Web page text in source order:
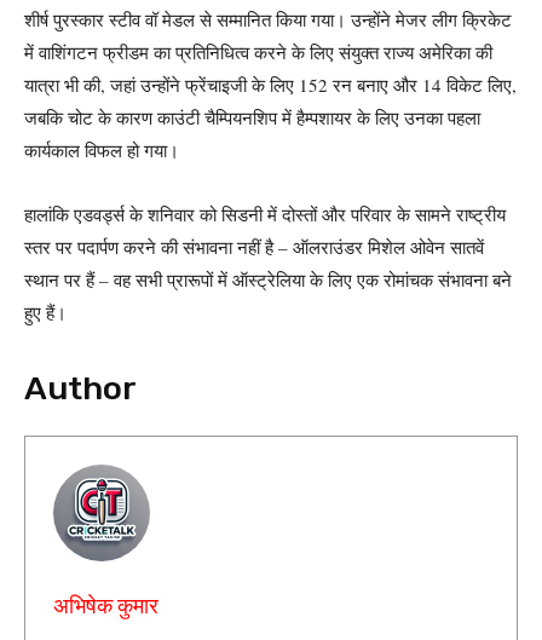
शीर्ष पुरस्कार स्टीव वॉ मेडल से सम्मानित किया गया। उन्होंने मेजर लीग क्रिकेट
में वाशिंगटन फ्रीडम का प्रतिनिधित्व करने के लिए संयुक्त राज्य अमेरिका की
यात्रा भी की, जहां उन्होंने फ्रेंचाइजी के लिए 152 रन बनाए और 14 विकेट लिए,
जबकि चोट के कारण काउंटी चैम्पियनशिप में हैम्पशायर के लिए उनका पहला
कार्यकाल विफल हो गया।
हालांकि एडवर्ड्स के शनिवार को सिडनी में दोस्तों और परिवार के सामने राष्ट्रीय
स्तर पर पदार्पण करने की संभावना नहीं है – ऑलराउंडर मिशेल ओवेन सातवें
स्थान पर हैं – वह सभी प्रारूपों में ऑस्ट्रेलिया के लिए एक रोमांचक संभावना बने
हुए हैं।
Author
अभिषेक कुमार